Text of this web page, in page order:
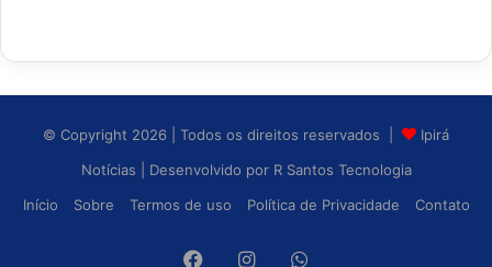
© Copyright 2026 | Todos os direitos reservados |
Ipirá
Notícias
| Desenvolvido por R Santos Tecnologia
Início
Sobre Termos de uso Política de Privacidade Contato
FacebookInstagramWhatsApp